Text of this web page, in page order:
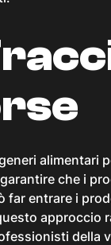
alimentari
che i
far entrare i
approccio
della